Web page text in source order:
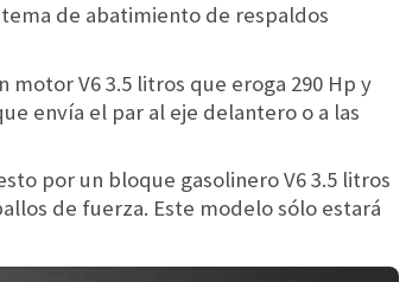
de abatimiento de respaldos
motor V6 3.5 litros que eroga 290 Hp y
envía el par al eje delantero o a las
por un bloque gasolinero V6 3.5 litros
de fuerza. Este modelo sólo estará